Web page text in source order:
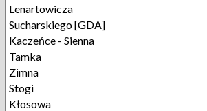
Lenartowicza
Sucharskiego [GDA]
Kaczeńce - Sienna
Tamka
Zimna
Stogi
Kłosowa